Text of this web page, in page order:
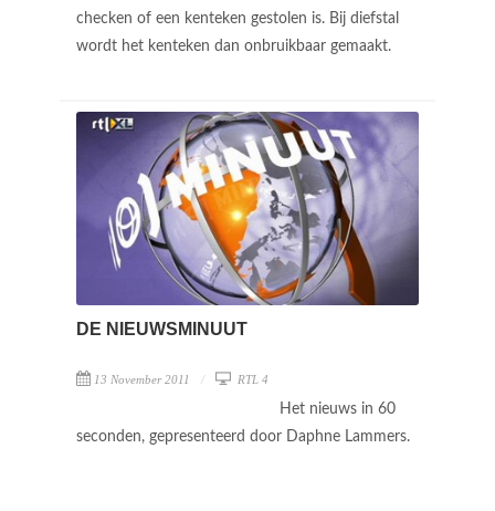
checken of een kenteken gestolen is. Bij diefstal
wordt het kenteken dan onbruikbaar gemaakt.
DE NIEUWSMINUUT
13 November 2011 RTL 4
Het nieuws in 60
seconden, gepresenteerd door Daphne Lammers.